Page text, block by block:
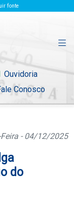
fonte
Ouvidoria
Conosco
Feira - 04/12/2025
do